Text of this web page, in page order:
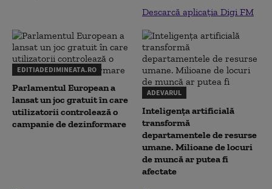
Descarcă aplicația Digi FM
EDITIADEDIMINEATA.RO
Parlamentul European a
lansat un joc gratuit în care
utilizatorii controlează o
campanie de dezinformare
ADEVARUL
Inteligența artificială
transformă
departamentele de resurse
umane. Milioane de locuri
de muncă ar putea fi
afectate